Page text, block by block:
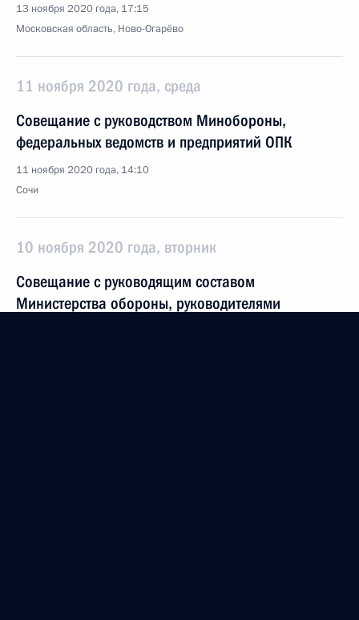
13 ноября 2020 года, 17:15
Московская область, Ново-Огарёво
11 ноября 2020 года, среда
Совещание с руководством Минобороны,
федеральных ведомств и предприятий ОПК
11 ноября 2020 года, 14:10
Сочи
10 ноября 2020 года, вторник
Совещание с руководящим составом
Министерства обороны, руководителями